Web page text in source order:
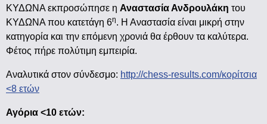
ΚΥΔΩΝΑ εκπροσώπησε η Αναστασία Ανδρουλάκη του
ΚΥΔΩΝΑ που κατετάγη 6η. Η Αναστασία είναι μικρή στην
κατηγορία και την επόμενη χρονιά θα έρθουν τα καλύτερα.
Φέτος πήρε πολύτιμη εμπειρία.
Αναλυτικά στον σύνδεσμο: http://chess-results.com/κορίτσια
<8 ετών
Αγόρια <10 ετών: